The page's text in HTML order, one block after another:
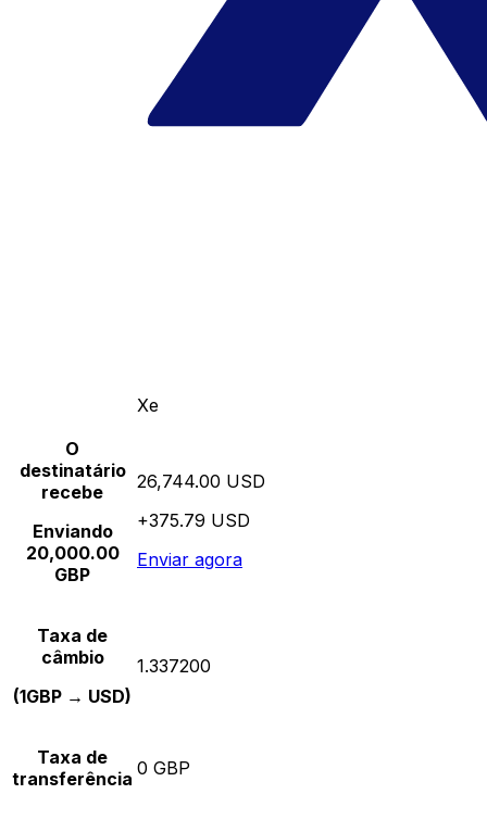
Xe
O
destinatário
recebe
Enviando
20,000.00
GBP
26,744.00 USD
+375.79 USD
Enviar agora
Taxa de
câmbio
(1GBP → USD)
1.337200
Taxa de
transferência 0 GBP